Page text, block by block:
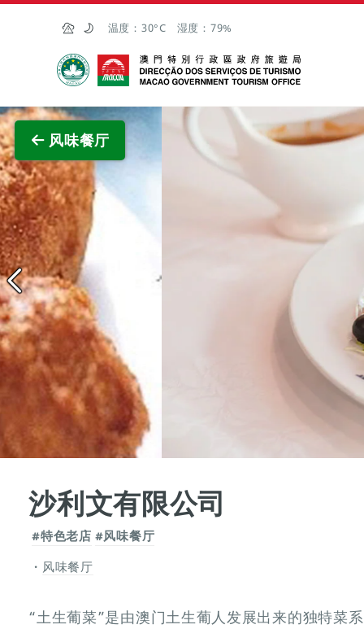
跳至主内容
温度： 30°C 湿度： 79%
澳门特别行政区政府旅游局
风味餐厅
查看原图
沙利文有限公司
#特色老店 #风味餐厅
风味餐厅
“土生葡菜”是由澳门土生葡人发展出来的独特菜